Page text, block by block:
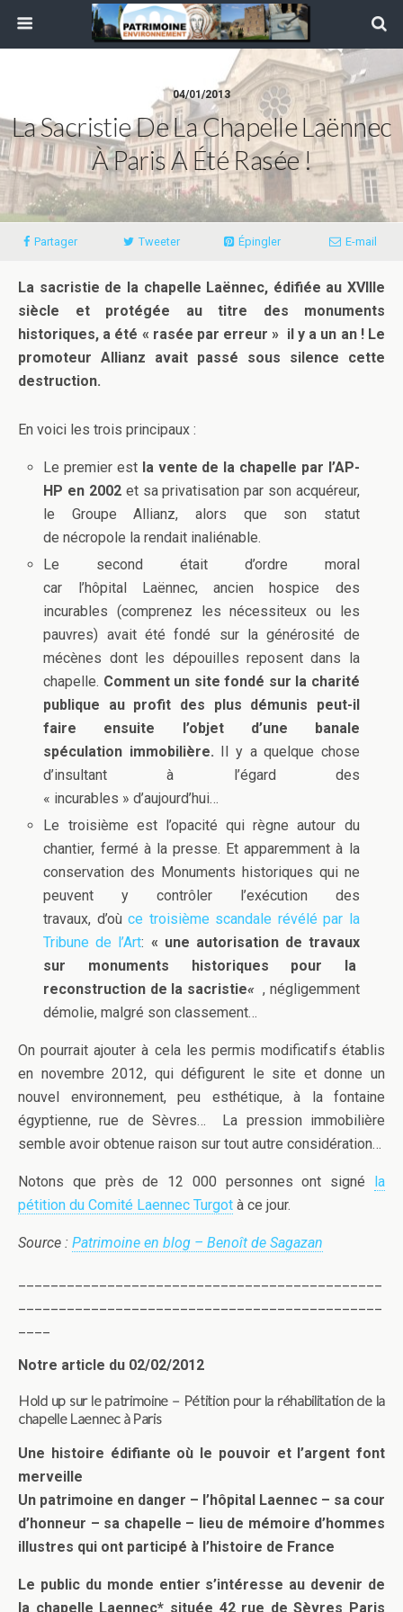
04/01/2013
La Sacristie De La Chapelle Laënnec
À Paris A Été Rasée !
Partager Tweeter Épingler E-mail
La sacristie de la chapelle Laënnec, édifiée au XVIIIe
siècle et protégée au titre des monuments
historiques, a été « rasée par erreur » il y a un an ! Le
promoteur Allianz avait passé sous silence cette
destruction.
En voici les trois principaux :
Le premier est la vente de la chapelle par l’AP-
HP en 2002et sa privatisation par son acquéreur,
le Groupe Allianz, alors que son statut
de nécropole la rendait inaliénable.
Le second était d’ordre moral
car l’hôpital Laënnec, ancien hospice des
incurables (comprenez les nécessiteux ou les
pauvres) avait été fondé sur la générosité de
mécènes dont les dépouilles reposent dans la
chapelle. Comment un site fondé sur la charité
publique au profit des plus démunis peut-il
faire ensuite l’objet d’une banale
spéculation immobilière. Il y a quelque chose
d’insultant à l’égard des
« incurables » d’aujourd’hui…
Le troisième est l’opacité qui règne autour du
chantier, fermé à la presse. Et apparemment à la
conservation des Monuments historiques qui ne
peuvent y contrôler l’exécution des
travaux, d’oùce troisième scandale révélé par la
Tribune de l’Art: « une autorisation de travaux
sur monuments historiques pour la
reconstruction de la sacristie« , négligemment
démolie, malgré son classement…
On pourrait ajouter à cela les permis modificatifs établis
en novembre 2012, qui défigurent le site et donne un
nouvel environnement, peu esthétique, à la fontaine
égyptienne, rue de Sèvres… La pression immobilière
semble avoir obtenue raison sur tout autre considération…
Notons que près de 12 000 personnes ont signé
la
pétition du Comité Laennec Turgot à ce jour.
Source : Patrimoine en blog – Benoît de Sagazan
Notre article du 02/02/2012
Hold up sur le patrimoine – Pétition pour la réhabilitation de la
chapelle Laennec à Paris
Une histoire édifiante où le pouvoir et l’argent font
merveille
Un patrimoine en danger – l’hôpital Laennec – sa cour
d’honneur – sa chapelle – lieu de mémoire d’hommes
illustres qui ont participé à l’histoire de France
Le public du monde entier s’intéresse au devenir de
la chapelle Laennec* située 42 rue de Sèvres Paris